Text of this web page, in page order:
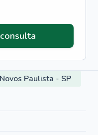
Paulista - SP